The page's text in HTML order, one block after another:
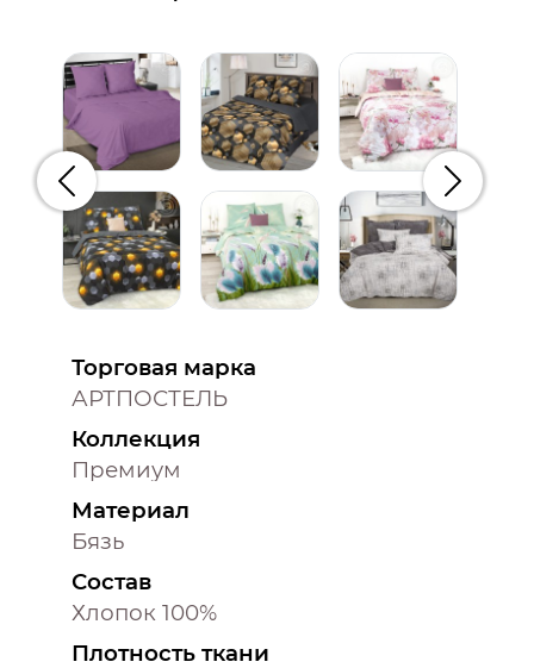
Предыдущий
Торговая марка
АРТПОСТЕЛЬ
Коллекция
Премиум
Материал
Бязь
Состав
Хлопок 100%
Плотность ткани